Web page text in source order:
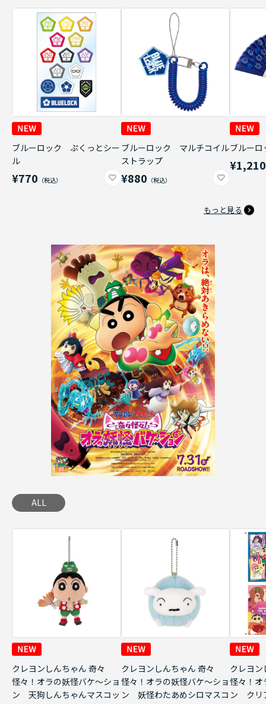
ブルーロック ぷくっとシー
ル
¥770
ブルーロック マルチコイル
ストラップ
¥880
ブルー
¥1,210
もっと見る
ALL
クレヨンしんちゃん 奇々
怪々！オラの妖怪バケ～ショ
ン 天狗しんちゃんマスコッ
クレヨンしんちゃん 奇々
怪々！オラの妖怪バケ～ショ
ン 妖怪わたあめシロマスコ
クレヨン
怪々！オ
ン クリ